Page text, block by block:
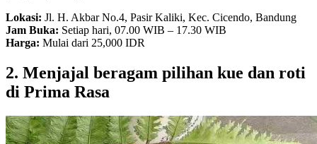
Lokasi: Jl. H. Akbar No.4, Pasir Kaliki, Kec. Cicendo, Bandung
Jam Buka: Setiap hari, 07.00 WIB – 17.30 WIB
Harga: Mulai dari 25,000 IDR
2. Menjajal beragam pilihan kue dan roti
di Prima Rasa